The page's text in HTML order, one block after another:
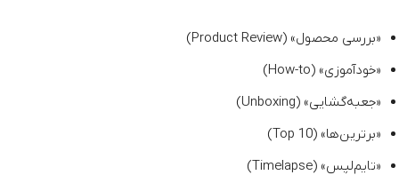
«بررسی محصول» (Product Review)
«خودآموزی» (How-to)
«جعبه‌گشایی» (Unboxing)
«برترین‌ها» (Top 10)
«تایم‌لپس» (Timelapse)